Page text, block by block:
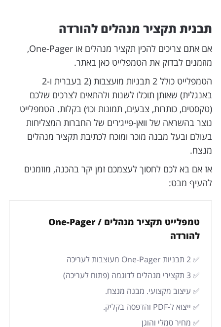
תבנית תקציר מנהלים להורדה
אם אתם צריכים להכין תקציר מנהלים או One-Pager,
מוזמנים לבדוק את הטמפלייט כאן באתר.
הטמפלייט כולל 2 תבניות מועצבות (2 בעברית ו-2
באנגלית) שאותן תוכלו לשנות ולהתאים לצרכים שלכם
(טקסטים, כותרות, צבעים, תמונות וכו׳) בקלות. הטמפלייט
נוצר בהשראה של וואן-פייג׳רים של החברות המצליחות
בעולם ובעל מבנה מוכר ומוכח לכתיבת תקציר מנהלים
מנצח.
אז אם בא לכם לחסוך לעצמכם זמן יקר בהכנה, מוזמנים
להעיף מבט:
טמפלייט תקציר מנהלים / One-Pager
להורדה
✅ 2 תבניות One-Pager מעוצבות לעריכה
✅ 3 תקצירי מנהלים לדוגמה (פתוח לעריכה)
✅ עיצוב מקצועי. מבנה מנצח.
✅ ייצוא ל-PDF והדפסה בקליק.
✅ מחיר סמלי והוגן